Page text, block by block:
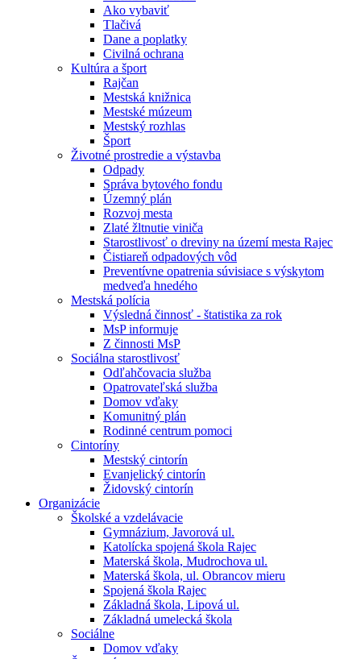
Ako vybaviť
Tlačivá
Dane a poplatky
Civilná ochrana
Kultúra a šport
Rajčan
Mestská knižnica
Mestské múzeum
Mestský rozhlas
Šport
Životné prostredie a výstavba
Odpady
Správa bytového fondu
Územný plán
Rozvoj mesta
Zlaté žltnutie viniča
Starostlivosť o dreviny na území mesta Rajec
Čistiareň odpadových vôd
Preventívne opatrenia súvisiace s výskytom
medveďa hnedého
Mestská polícia
Výsledná činnosť - štatistika za rok
MsP informuje
Z činnosti MsP
Sociálna starostlivosť
Odľahčovacia služba
Opatrovateľská služba
Domov vďaky
Komunitný plán
Rodinné centrum pomoci
Cintoríny
Mestský cintorín
Evanjelický cintorín
Židovský cintorín
Organizácie
Školské a vzdelávacie
Gymnázium, Javorová ul.
Katolícka spojená škola Rajec
Materská škola, Mudrochova ul.
Materská škola, ul. Obrancov mieru
Spojená škola Rajec
Základná škola, Lipová ul.
Základná umelecká škola
Sociálne
Domov vďaky